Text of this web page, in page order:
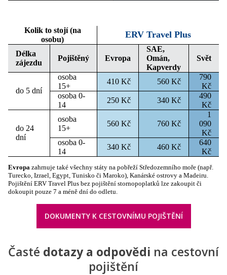
Kolik to stojí (na
osobu)
ERV Travel Plus
Délka
zájezdu
Pojištěný Evropa
SAE,
Omán,
Kapverdy
Svět
do 5 dní
osoba
15+
410 Kč 560 Kč
790
Kč
osoba 0-
14
250 Kč 340 Kč
490
Kč
do 24
dní
osoba
15+
560 Kč 760 Kč
1
090
Kč
osoba 0-
14
340 Kč 460 Kč
640
Kč
Evropa zahrnuje také všechny státy na pobřeží Středozemního moře (např.
Turecko, Izrael, Egypt, Tunisko či Maroko), Kanárské ostrovy a Madeiru.
Pojištění ERV Travel Plus bez pojištění stornopoplatků lze zakoupit či
dokoupit pouze 7 a méně dní do odletu.
DOKUMENTY K CESTOVNÍMU POJIŠTĚNÍ
Časté dotazy a odpovědi na cestovní
pojištění